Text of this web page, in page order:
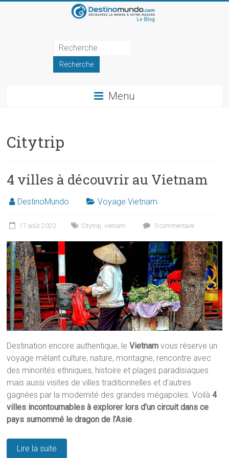
DestinoMundo
de
Menu
Citytrip
4 villes à découvrir au Vietnam
DestinoMundo Voyage Vietnam
17 août 2020 Citytrip ,vietnam 0 commentaire
Destination encore authentique, leVietnam vous réserve un
voyage mêlant culture, nature, montagne, rencontre avec
des minorités ethniques, histoire et plages paradisiaques
mais aussi visites de villes traditionnelles et d’autres
gagnées par la modernité des grandes mégapoles. Voilà4
villes incontournables à explorer lors d’un circuit dans ce
pays surnommé le dragon de l’Asie.
Lire la suite